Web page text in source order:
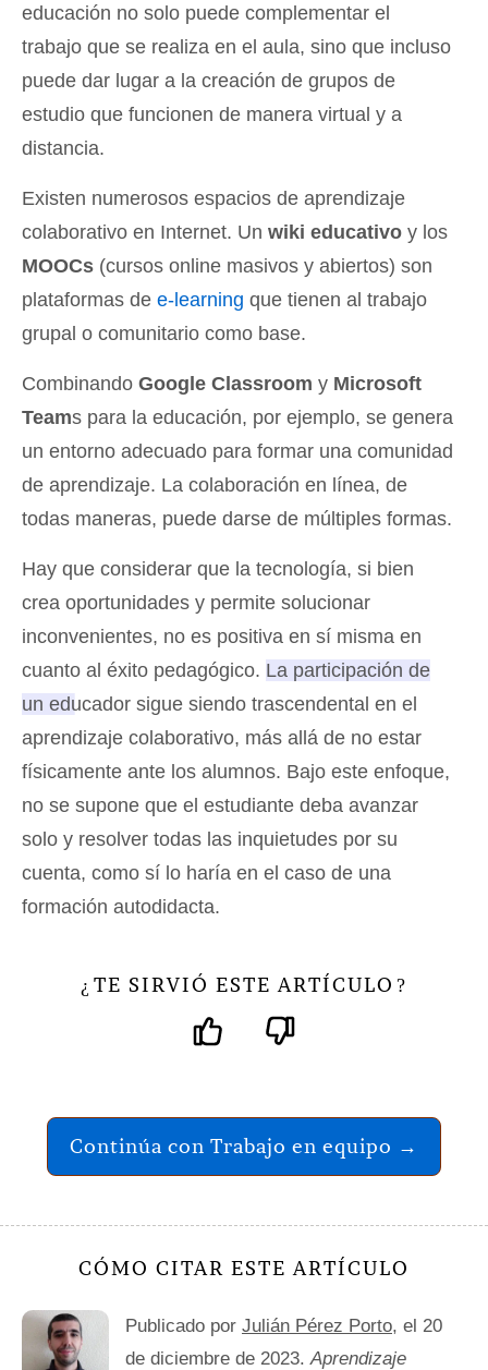
educación no solo puede complementar el
trabajo que se realiza en el aula, sino que incluso
puede dar lugar a la creación de grupos de
estudio que funcionen de manera virtual y a
distancia.
Existen numerosos espacios de aprendizaje
colaborativo en Internet. Un wiki educativo y los
MOOCs (cursos online masivos y abiertos) son
plataformas de e-learning que tienen al trabajo
grupal o comunitario como base.
Combinando Google Classroom y Microsoft
Teams para la educación, por ejemplo, se genera
un entorno adecuado para formar una comunidad
de aprendizaje. La colaboración en línea, de
todas maneras, puede darse de múltiples formas.
Hay que considerar que la tecnología, si bien
crea oportunidades y permite solucionar
inconvenientes, no es positiva en sí misma en
cuanto al éxito pedagógico. La participación de
un educador sigue siendo trascendental en el
aprendizaje colaborativo, más allá de no estar
físicamente ante los alumnos. Bajo este enfoque,
no se supone que el estudiante deba avanzar
solo y resolver todas las inquietudes por su
cuenta, como sí lo haría en el caso de una
formación autodidacta.
¿ TE SIRVIÓ ESTE ARTÍCULO ?
Continúa con Trabajo en equipo →
CÓMO CITAR ESTE ARTÍCULO
Publicado por Julián Pérez Porto, el 20
de diciembre de 2023. Aprendizaje